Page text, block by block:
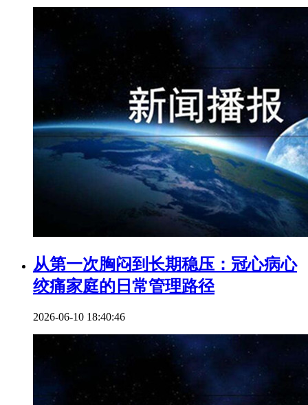
从第一次胸闷到长期稳压：冠心病心
绞痛家庭的日常管理路径
2026-06-10 18:40:46